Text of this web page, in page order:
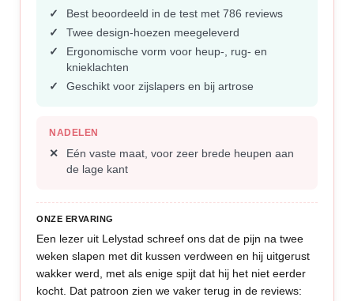
Best beoordeeld in de test met 786 reviews
Twee design-hoezen meegeleverd
Ergonomische vorm voor heup-, rug- en
knieklachten
Geschikt voor zijslapers en bij artrose
NADELEN
Eén vaste maat, voor zeer brede heupen aan
de lage kant
ONZE ERVARING
Een lezer uit Lelystad schreef ons dat de pijn na twee
weken slapen met dit kussen verdween en hij uitgerust
wakker werd, met als enige spijt dat hij het niet eerder
kocht. Dat patroon zien we vaker terug in de reviews: